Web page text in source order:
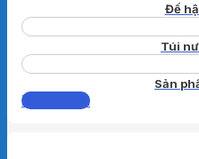
Đế
Túi
Sản
Xem thêm